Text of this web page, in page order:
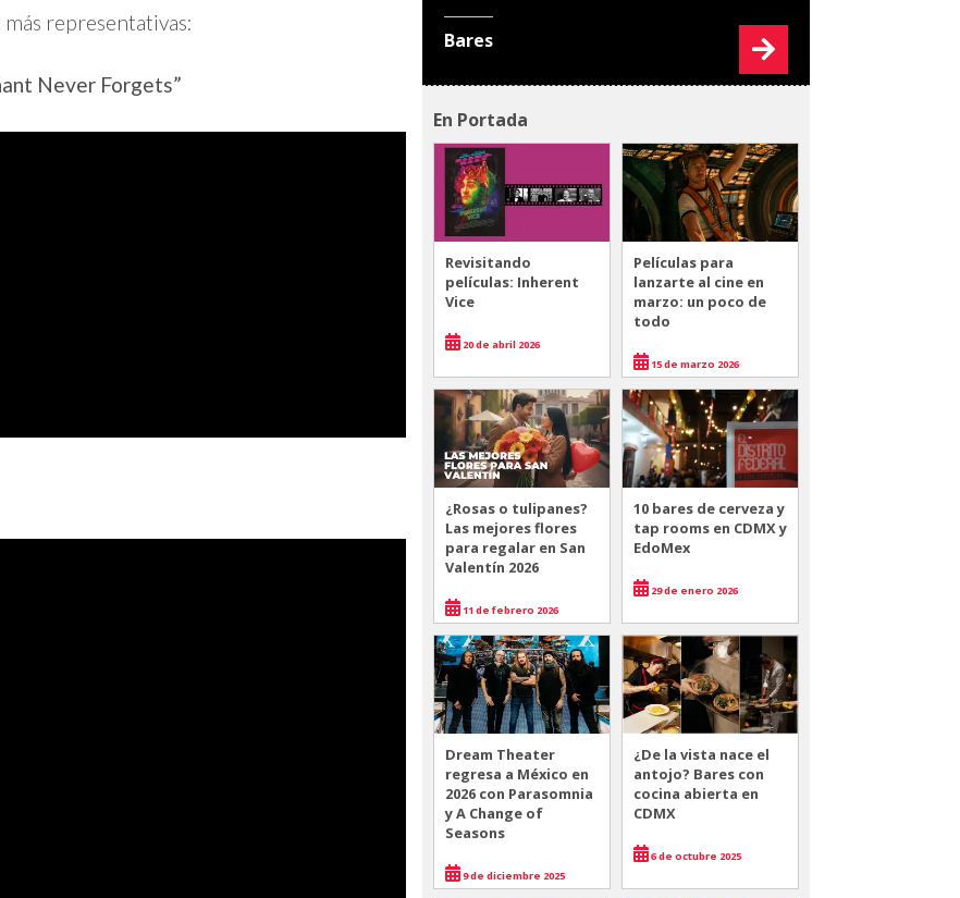
representativas:
Never Forgets”
Bares
En Portada
Revisitando
películas: Inherent
Vice
20 de abril 2026
Películas para
lanzarte al cine en
marzo: un poco de
todo
15 de marzo 2026
¿Rosas o tulipanes?
Las mejores flores
para regalar en San
Valentín 2026
11 de febrero 2026
10 bares de cerveza y
tap rooms en CDMX y
EdoMex
29 de enero 2026
Dream Theater
regresa a México en
2026 con Parasomnia
y A Change of
Seasons
9 de diciembre 2025
¿De la vista nace el
antojo? Bares con
cocina abierta en
CDMX
6 de octubre 2025